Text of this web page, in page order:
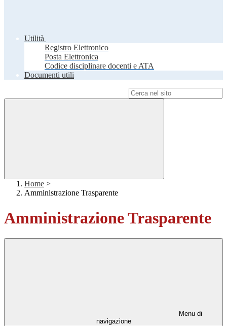
Utilità
Registro Elettronico
Posta Elettronica
Codice disciplinare docenti e ATA
Documenti utili
Home >
Amministrazione Trasparente
Amministrazione Trasparente
Menu di
navigazione